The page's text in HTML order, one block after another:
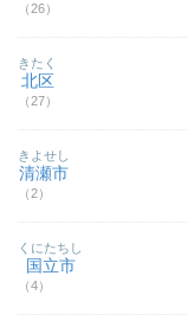
（26）
北区
（27）
きたく
清瀬市
（2）
きよせし
国立市
（4）
くにたちし